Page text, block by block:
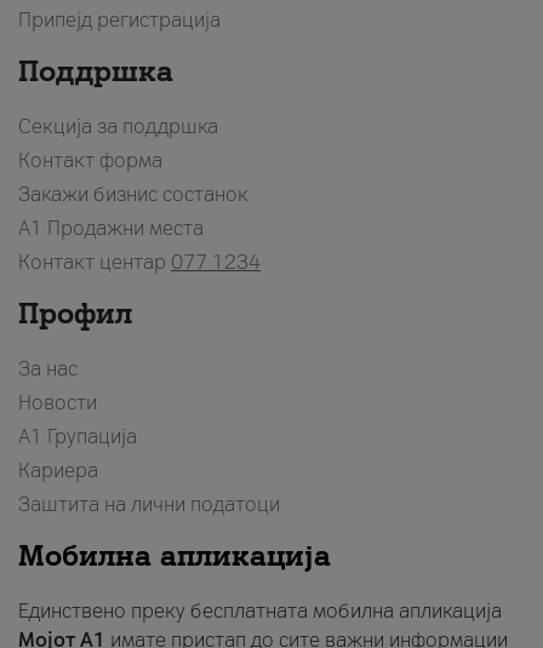
Припејд регистрација
Поддршка
Секција за поддршка
Контакт форма
Закажи бизнис состанок
A1 Продажни места
Контакт центар 077 1234
Профил
За нас
Новости
А1 Групација
Кариера
Заштита на лични податоци
Мобилна апликација
Единствено преку бесплатната мобилна апликација
Мојот A1 имате пристап до сите важни информации